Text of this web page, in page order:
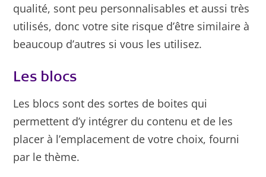
qualité, sont peu personnalisables et aussi très
utilisés, donc votre site risque d’être similaire à
beaucoup d’autres si vous les utilisez.
Les blocs
Les blocs sont des sortes de boites qui
permettent d’y intégrer du contenu et de les
placer à l’emplacement de votre choix, fourni
par le thème.